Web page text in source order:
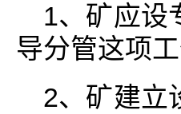
1、矿应设
导分管这项工
2、矿建立